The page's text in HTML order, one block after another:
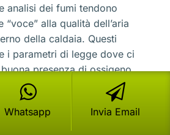
analisi dei fumi tendono
“voce” alla qualità dell’aria
della caldaia. Questi
i parametri di legge dove ci
presenza di ossigeno
composizione che vada poi
in
che una grande presenza di
vuol dire che la caldaia
Whatsapp Invia Email